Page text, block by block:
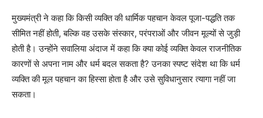
मुख्यमंत्री ने कहा कि किसी व्यक्ति की धार्मिक पहचान केवल पूजा-पद्धति तक
सीमित नहीं होती, बल्कि वह उसके संस्कार, परंपराओं और जीवन मूल्यों से जुड़ी
होती है। उन्होंने सवालिया अंदाज में कहा कि क्या कोई व्यक्ति केवल राजनीतिक
कारणों से अपना नाम और धर्म बदल सकता है? उनका स्पष्ट संदेश था कि धर्म
व्यक्ति की मूल पहचान का हिस्सा होता है और उसे सुविधानुसार त्यागा नहीं जा
सकता।